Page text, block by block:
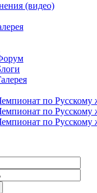
(видео)
по Русскому
по Русскому
по Русскому